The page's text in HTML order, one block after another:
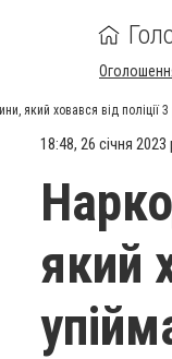
який ховався від поліції
18:48, 26 січня 2023
який